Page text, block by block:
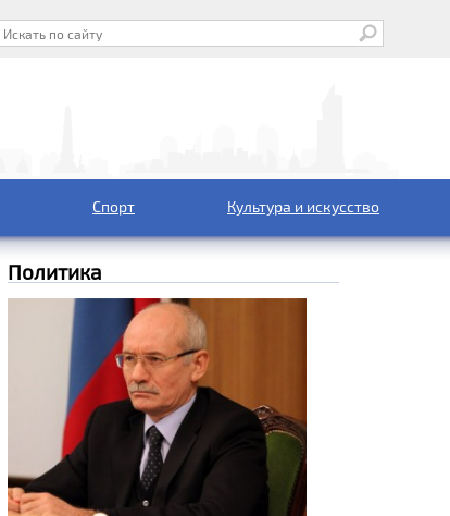
Спорт Культура и искусство
Политика